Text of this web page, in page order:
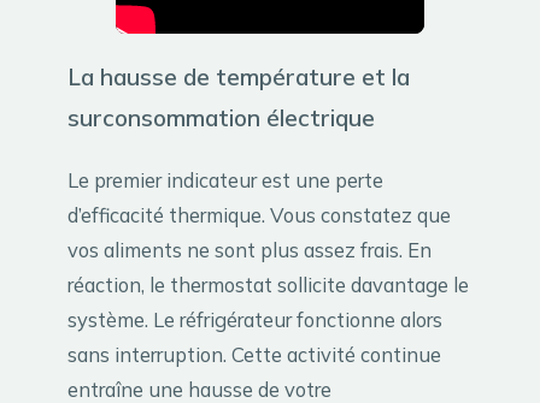
La hausse de température et la
surconsommation électrique
Le premier indicateur est une perte
d’efficacité thermique. Vous constatez que
vos aliments ne sont plus assez frais. En
réaction, le thermostat sollicite davantage le
système. Le réfrigérateur fonctionne alors
sans interruption. Cette activité continue
entraîne une hausse de votre